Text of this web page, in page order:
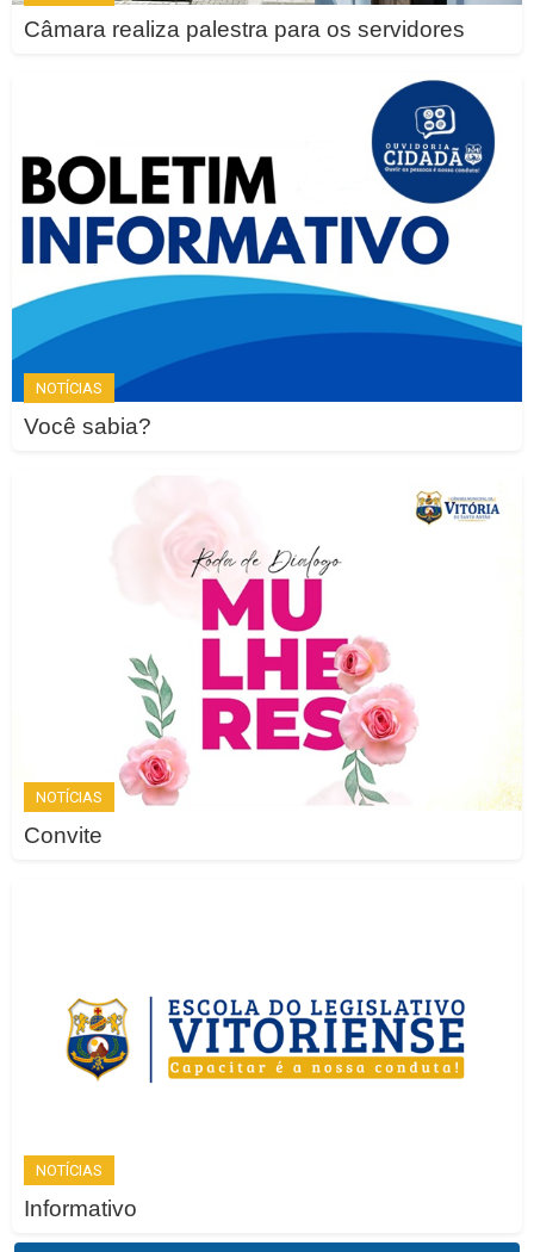
Câmara realiza palestra para os servidores
NOTÍCIAS
Você sabia?
NOTÍCIAS
Convite
NOTÍCIAS
Informativo